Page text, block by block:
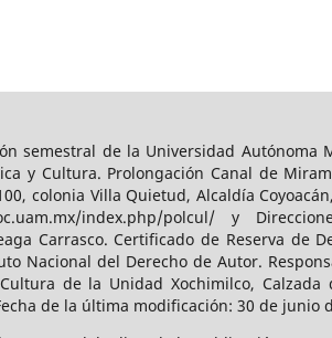
semestral de la Universidad Autónoma
y Cultura. Prolongación Canal de
colonia Villa Quietud, Alcaldía
index.php/polcul/ y
Carrasco. Certificado de Reserva de
Nacional del Derecho de Autor.
de la Unidad Xochimilco,
de la última modificación: 30 de junio